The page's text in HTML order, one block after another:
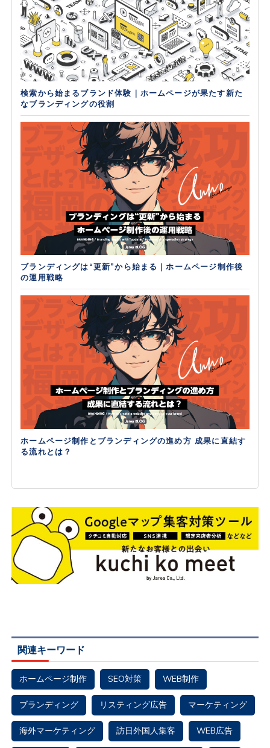
検索から始まるブランド体験｜ホームページが果たす新た
なブランディングの役割
ブランディングは“更新”から始まる｜ホームページ制作後
の運用戦略
ホームページ制作とブランディングの進め方 成果に直結す
る流れとは？
関連キーワード
ホームページ制作 SEO対策 WEB制作
ブランディング リスティング広告 マーケティング
海外マーケティング 訪日外国人集客 WEB広告